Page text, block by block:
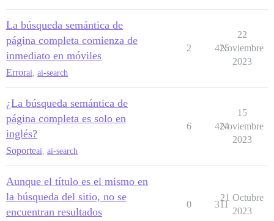
La búsqueda semántica de
página completa comienza de
inmediato en móviles
Errorai ai-search
2 425
22
Noviembre
2023
¿La búsqueda semántica de
página completa es solo en
inglés?
Soporteai ai-search
6 424
15
Noviembre
2023
Aunque el título es el mismo en
la búsqueda del sitio, no se
encuentran resultados
0 311
21 Octubre
2023